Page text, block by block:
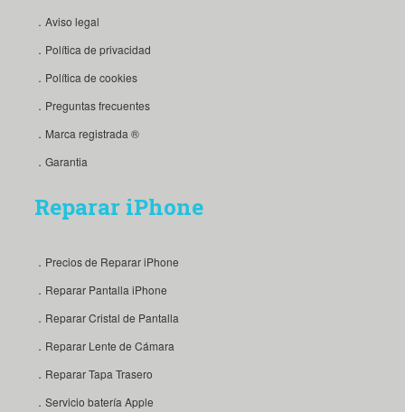
．Aviso legal
．Política de privacidad
．Política de cookies
．Preguntas frecuentes
．Marca registrada ®
．Garantia
Reparar iPhone
．Precios de Reparar iPhone
．Reparar Pantalla iPhone
．Reparar Cristal de Pantalla
．Reparar Lente de Cámara
．Reparar Tapa Trasero
．Servicio batería Apple